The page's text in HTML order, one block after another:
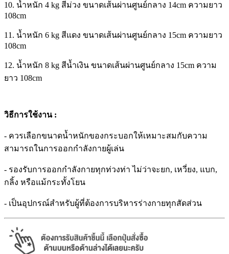
10. น้ำหนัก 4 kg สีม่วง ขนาดเส้นผ่านศูนย์กลาง 14cm ความยาว
108cm
11. น้ำหนัก 6 kg สีแดง ขนาดเส้นผ่านศูนย์กลาง 15cm ความยาว
108cm
12. น้ำหนัก 8 kg สีน้ำเงิน ขนาดเส้นผ่านศูนย์กลาง 15cm ความ
ยาว 108cm
วิธีการใช้งาน :
- ควรเลือกขนาดน้ำหนักของกระบอกให้เหมาะสมกับความ
สามารถในการออกกำลังกายผู้เล่น
- รองรับการออกกำลังกายทุกท่วงท่า ไม่ว่าจะยก, เหวี่ยง, แบก,
กลิ้ง หรือแม้กระทั้งโยน
- เป็นอุปกรณ์สำหรับผู้ที่ต้องการบริหารร่างกายทุกสัดส่วน